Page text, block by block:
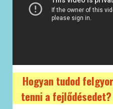
Hogyan tudod
tenni a